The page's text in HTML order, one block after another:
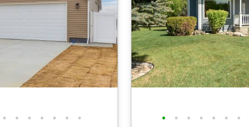
• • • • • • • • • • • • • •